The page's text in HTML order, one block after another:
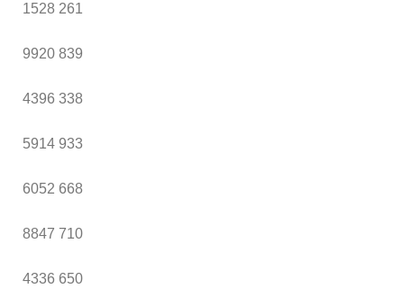
1528 261
9920 839
4396 338
5914 933
6052 668
8847 710
4336 650